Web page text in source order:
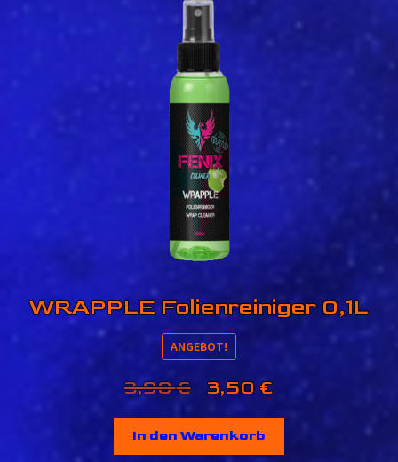
WRAPPLE Folienreiniger 0,1L
ANGEBOT!
3,90€
Ursprünglicher
Preis
war:
3,50€Aktueller
Preis
ist:
In den Warenkorb